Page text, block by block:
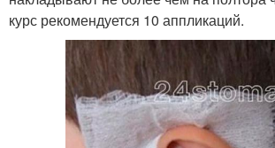
курс рекомендуется 10 аппликаций.